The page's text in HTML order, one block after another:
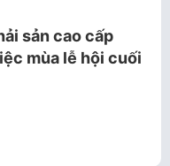
sản cao cấp
mùa lễ hội cuối